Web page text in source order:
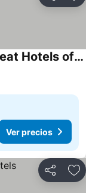
Don Giovanni Hotel Prague - Great Hotels of The World
Ver precios
Compartir